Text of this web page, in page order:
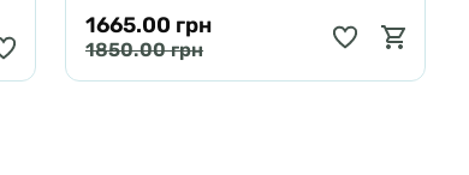
Муфлона 1 кг
1665.00 грн
1850.00 грн